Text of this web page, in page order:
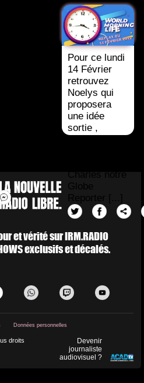
Pour ce lundi
14 Février
retrouvez
Noelys qui
proposera
une idée
sortie ,
et vérité sur IRM.RADIO
exclusifs et décalés.
Données personnelles
droits
Devenir
journaliste
audiovisuel ?